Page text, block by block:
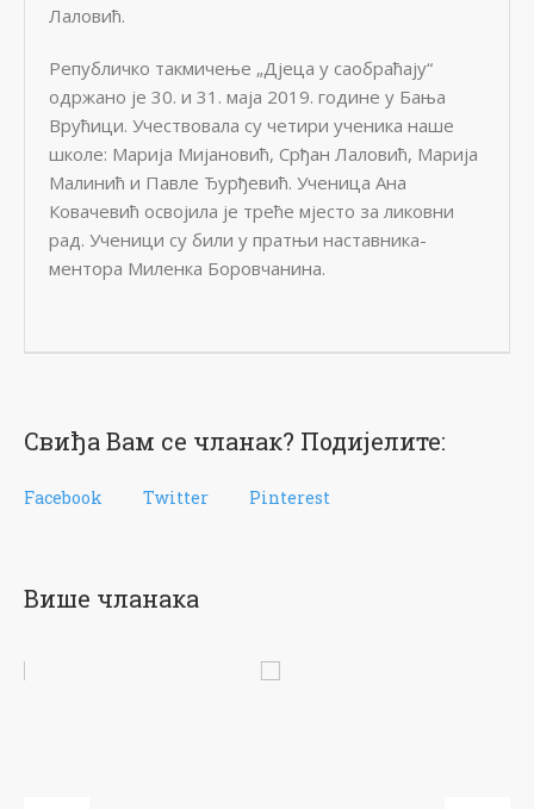
Лаловић.
Републичко такмичење „Дјеца у саобраћају“
одржано је 30. и 31. маја 2019. године у Бања
Врућици. Учествовала су четири ученика наше
школе: Марија Мијановић, Срђан Лаловић, Марија
Малинић и Павле Ђурђевић. Ученица Ана
Ковачевић освојила је треће мјесто за ликовни
рад. Ученици су били у пратњи наставника-
ментора Миленка Боровчанина.
Свиђа Вам се чланак? Подијелите:
Facebook Twitter Pinterest
Више чланака